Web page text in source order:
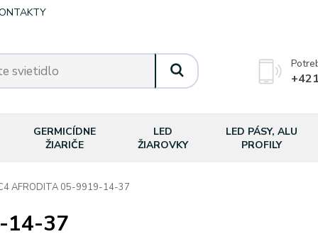
GERMICÍDNE
ŽIARIČE
LED
ŽIAROVKY
LED PÁSY, ALU
PROFILY
AFRODITA 05-9919-14-37
14-37